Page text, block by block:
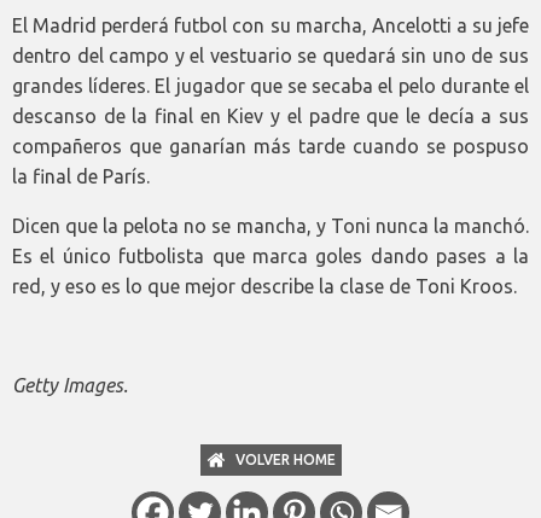
El Madrid perderá futbol con su marcha, Ancelotti a su jefe
dentro del campo y el vestuario se quedará sin uno de sus
grandes líderes. El jugador que se secaba el pelo durante el
descanso de la final en Kiev y el padre que le decía a sus
compañeros que ganarían más tarde cuando se pospuso
la final de París.
Dicen que la pelota no se mancha, y Toni nunca la manchó.
Es el único futbolista que marca goles dando pases a la
red, y eso es lo que mejor describe la clase de Toni Kroos.
Getty Images.
VOLVER HOME